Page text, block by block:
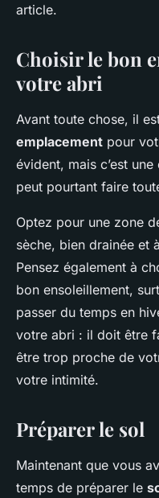
article.
Choisir le bon
votre abri
Avant toute chose, il
emplacement pour
évident, mais c’est
peut pourtant faire
Optez pour une zone
sèche, bien drainée et
Pensez également à
bon ensoleillement,
passer du temps en
votre abri : il doit être
être trop proche de
votre intimité.
Préparer le sol
Maintenant que vous
temps de préparer le